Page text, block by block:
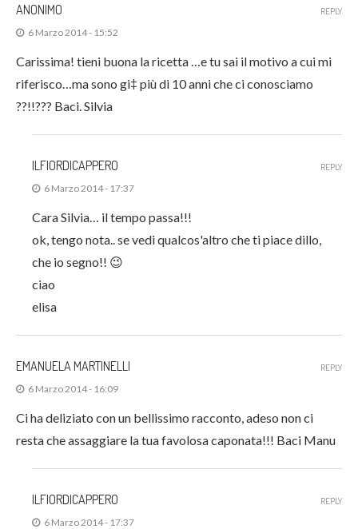
ANONIMO
6 Marzo 2014 - 15:52
Carissima! tieni buona la ricetta …e tu sai il motivo a cui mi
riferisco…ma sono gi‡ più di 10 anni che ci conosciamo
??!!??? Baci. Silvia
REPLY
ILFIORDICAPPERO
6 Marzo 2014 - 17:37
Cara Silvia… il tempo passa!!!
ok, tengo nota.. se vedi qualcos'altro che ti piace dillo,
che io segno!! 😉
ciao
elisa
REPLY
EMANUELA MARTINELLI
6 Marzo 2014 - 16:09
Ci ha deliziato con un bellissimo racconto, adeso non ci
resta che assaggiare la tua favolosa caponata!!! Baci Manu
REPLY
ILFIORDICAPPERO
6 Marzo 2014 - 17:37
REPLY